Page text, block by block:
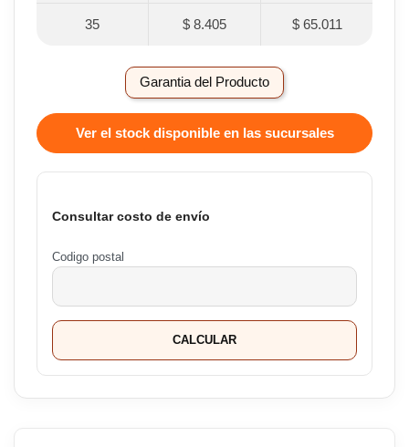
35 $ 8.405 $ 65.011
Garantia del Producto
Ver el stock disponible en las sucursales
Consultar costo de envío
Codigo postal
CALCULAR